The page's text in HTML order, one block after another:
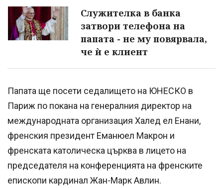
Служителка в банка
затвори телефона на
папата - не му повярвала,
че ѝ е клиент
Папата ще посети седалището на ЮНЕСКО в
Париж по покана на генералния директор на
международната организация Халед ел Енани,
френския президент Еманюел Макрон и
френската католическа църква в лицето на
председателя на конференцията на френските
епископи кардинал Жан-Марк Авлин.